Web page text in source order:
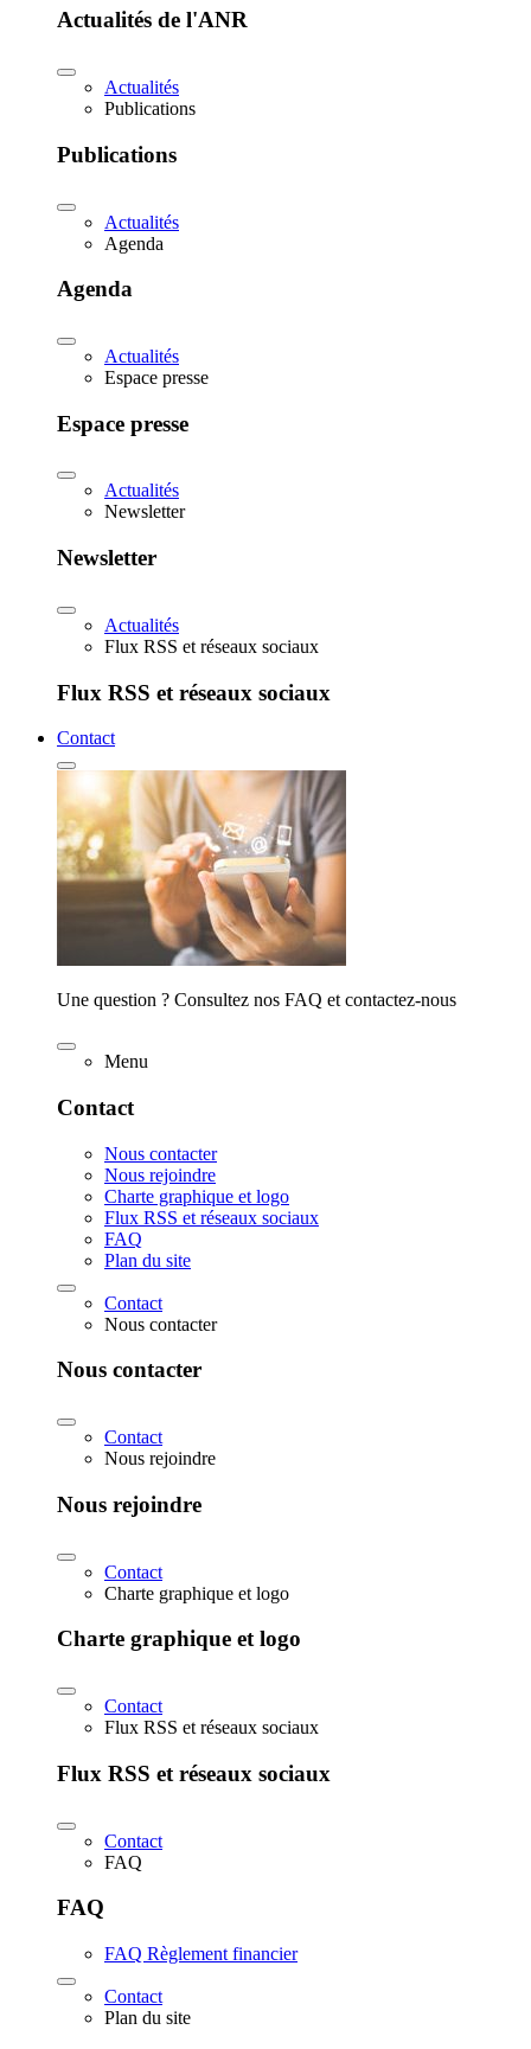
Actualités de l'ANR
Actualités
Publications
Publications
Actualités
Agenda
Agenda
Actualités
Espace presse
Espace presse
Actualités
Newsletter
Newsletter
Actualités
Flux RSS et réseaux sociaux
Flux RSS et réseaux sociaux
Contact
Une question ? Consultez nos FAQ et contactez-nous
Menu
Contact
Nous contacter
Nous rejoindre
Charte graphique et logo
Flux RSS et réseaux sociaux
FAQ
Plan du site
Contact
Nous contacter
Nous contacter
Contact
Nous rejoindre
Nous rejoindre
Contact
Charte graphique et logo
Charte graphique et logo
Contact
Flux RSS et réseaux sociaux
Flux RSS et réseaux sociaux
Contact
FAQ
FAQ
FAQ Règlement financier
Contact
Plan du site